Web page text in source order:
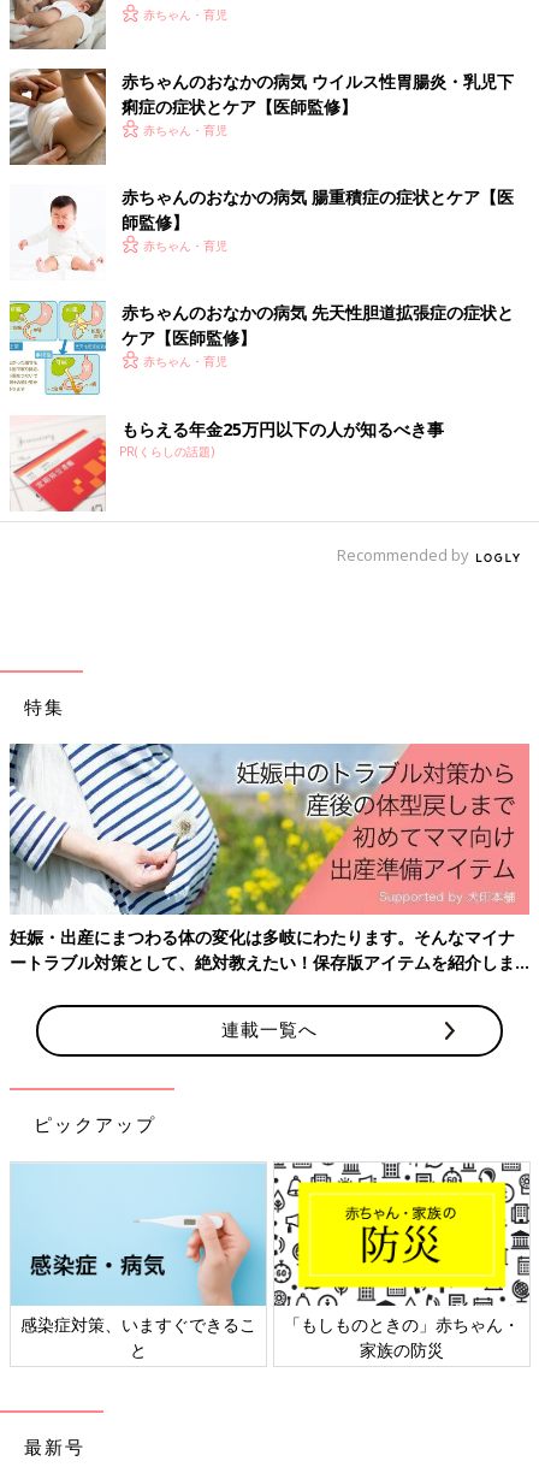
【医師監修】赤ちゃんの[胃腸炎]細菌性
い胃腸炎。細菌性とウイルス性の2種類があ
り、予防接種で発症を防いだり、発症しても軽
く済むものも。赤ちゃんのおなかの病気代表格
赤ちゃんの細菌性腸炎・食中毒 治療＆ホームケア
症状が見られたらすぐに受診します。細菌をすべて体外に出すた
め、下痢がひどくても下痢止めは使わず、主に整腸薬で治療しま
下痢が長期化するときは、下痢止めや乳糖分解酵素を処方するこ
とがあります。細菌の種類によっては抗菌薬を服用します。
水分が失われやすいので、こまめに水分補給をしましょう。
どして衛生管理に努めましょう。月齢や発達に合った食材を与え
ることも大切です。
また、哺乳びんやおもちゃなど、赤ちゃんが口にする物はしっか
り除菌をしましょう。
細菌性腸炎の予防のポイント
・調理器具は殺菌衝動する
・食べものはよく加熱する
・冷蔵庫の中は定期的に掃除する
・外出したあとやペットを触ったあとはしっかり手を洗う
赤ちゃん・育児
赤ちゃんのおなかの病気 ウイルス性胃腸炎・乳児下
痢症の症状とケア【医師監修】
赤ちゃん・育児
赤ちゃんのおなかの病気 腸重積症の症状とケア【医
師監修】
赤ちゃん・育児
赤ちゃんのおなかの病気 先天性胆道拡張症の症状と
ケア【医師監修】
赤ちゃん・育児
もらえる年金25万円以下の人が知るべき事
PR(くらしの話題)
Recommended by
特集
妊娠・出産にまつわる体の変化は多岐にわたります。そんなマイナ
ートラブル対策として、絶対教えたい！保存版アイテムを紹介しま
連載一覧へ
ピックアップ
感染症対策、いますぐできるこ
と
「もしものときの」赤ちゃん・
家族の防災
最新号